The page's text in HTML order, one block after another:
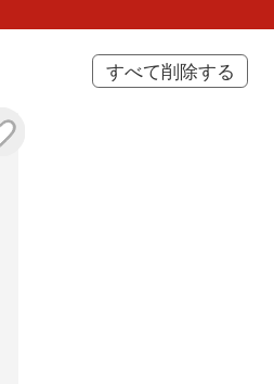
すべて削除する